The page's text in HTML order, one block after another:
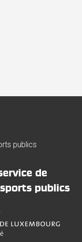
publics
de
publics